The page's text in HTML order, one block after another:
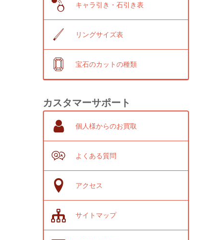
キャラ引き・石引き表
リングサイズ表
宝石のカットの種類
カスタマーサポート
個人様からのお買取
よくある質問
アクセス
サイトマップ